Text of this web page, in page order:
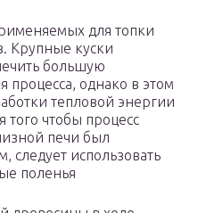
для топки
Крупные куски
большую
процесса, однако в этом
тепловой энергии
того чтобы процесс
печи был
использовать
поленья